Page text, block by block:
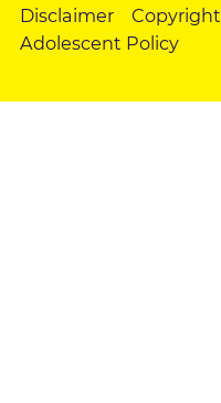
Disclaimer
Copyright
Adolescent Policy